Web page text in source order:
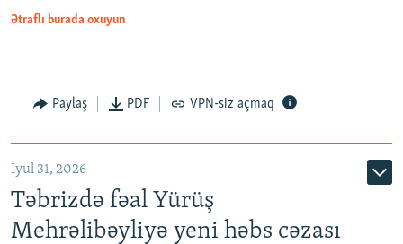
Ətraflı burada oxuyun
Paylaş PDF VPN-siz açmaq
İyul 31, 2026
Təbrizdə fəal Yürüş
Mehrəlibəyliyə yeni həbs cəzası